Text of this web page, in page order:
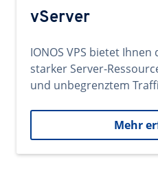
vServer
IONOS VPS bietet
starker Server-
und unbegrenztem
Mehr